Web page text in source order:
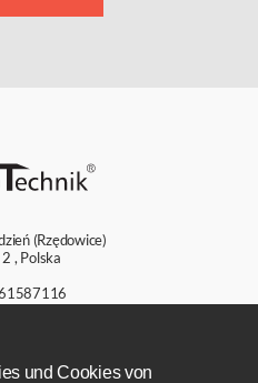
(Rzędowice)
, Polska
50 000,00 zł
und Cookies von